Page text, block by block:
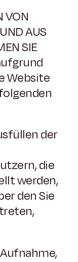
VON
AUS
SIE
Website
der
die
werden,
den Sie